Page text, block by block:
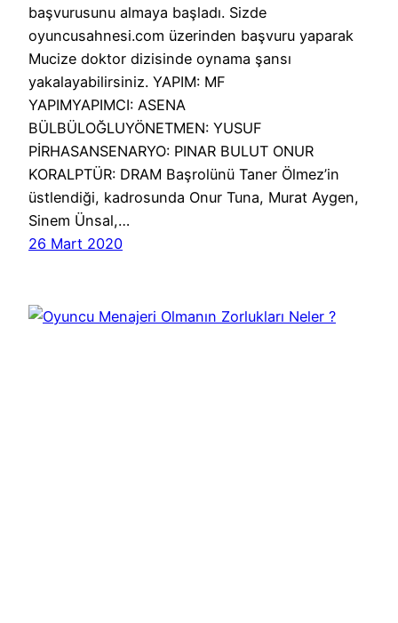
başvurusunu almaya başladı. Sizde
oyuncusahnesi.com üzerinden başvuru yaparak
Mucize doktor dizisinde oynama şansı
yakalayabilirsiniz. YAPIM: MF
YAPIMYAPIMCI: ASENA
BÜLBÜLOĞLUYÖNETMEN: YUSUF
PİRHASANSENARYO: PINAR BULUT ONUR
KORALPTÜR: DRAM Başrolünü Taner Ölmez’in
üstlendiği, kadrosunda Onur Tuna, Murat Aygen,
Sinem Ünsal,…
26 Mart 2020